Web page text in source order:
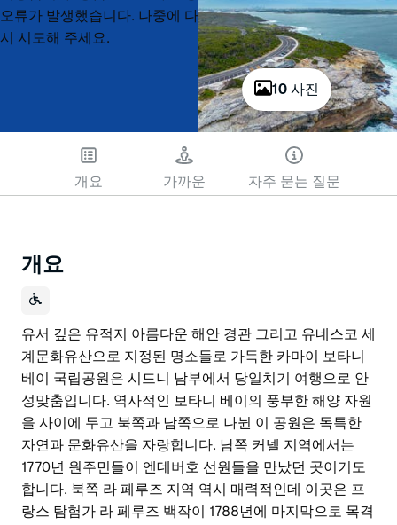
10 사진
List
List
오류가 발생했습니다. 나중에 다
시 시도해 주세요.
개요 가까운 자주 묻는 질문
개요
유서 깊은 유적지 아름다운 해안 경관 그리고 유네스코 세
계문화유산으로 지정된 명소들로 가득한 카마이 보타니
베이 국립공원은 시드니 남부에서 당일치기 여행으로 안
성맞춤입니다. 역사적인 보타니 베이의 풍부한 해양 자원
을 사이에 두고 북쪽과 남쪽으로 나뉜 이 공원은 독특한
자연과 문화유산을 자랑합니다. 남쪽 커넬 지역에서는
1770년 원주민들이 엔데버호 선원들을 만났던 곳이기도
합니다. 북쪽 라 페루즈 지역 역시 매력적인데 이곳은 프
랑스 탐험가 라 페루즈 백작이 1788년에 마지막으로 목격